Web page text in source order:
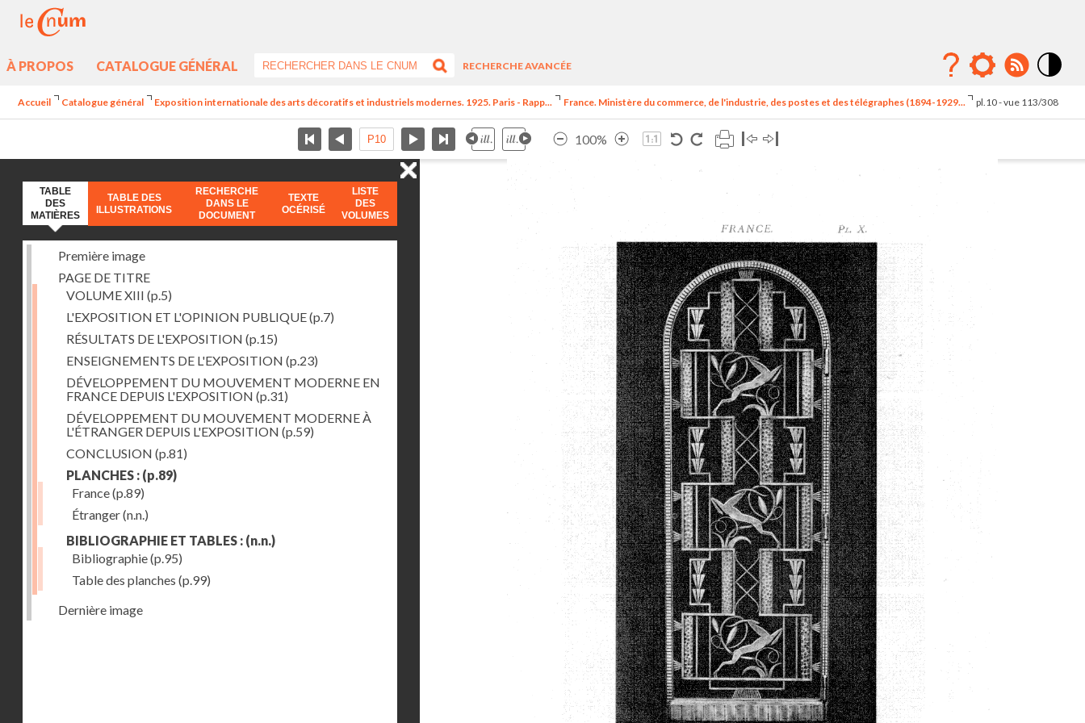
À PROPOS CATALOGUE GÉNÉRAL
RECHERCHE AVANCÉE
élévé
Accueil Catalogue général Exposition internationale des arts décoratifs et industriels modernes. 1925. Paris - Rapp... France. Ministère du commerce, de l'industrie, des postes et des télégraphes (1894-1929... pl.10 - vue 113/308
100%
TABLE
DES
MATIÈRES
TABLE DES
ILLUSTRATIONS
RECHERCHE
DANS LE
DOCUMENT
TEXTE
OCÉRISÉ
LISTE
DES
VOLUMES
Première image
PAGE DE TITRE
VOLUME XIII (p.5)
L'EXPOSITION ET L'OPINION PUBLIQUE(p.7)
RÉSULTATS DE L'EXPOSITION (p.15)
ENSEIGNEMENTS DE L'EXPOSITION (p.23)
DÉVELOPPEMENT DU MOUVEMENT MODERNE EN
FRANCE DEPUIS L'EXPOSITION (p.31)
DÉVELOPPEMENT DU MOUVEMENT MODERNE À
L'ÉTRANGER DEPUIS L'EXPOSITION (p.59)
CONCLUSION (p.81)
PLANCHES : (p.89)
France(p.89)
Étranger(n.n.)
BIBLIOGRAPHIE ET TABLES : (n.n.)
Bibliographie(p.95)
Table des planches (p.99)
Dernière image